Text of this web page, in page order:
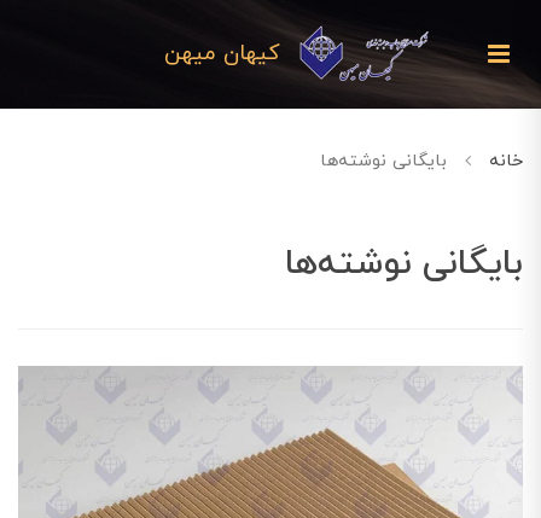
کیهان میهن
خانه بایگانی نوشته‌ها
بایگانی نوشته‌ها